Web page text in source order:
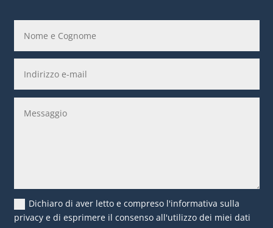
Dichiaro di aver letto e compreso l'informativa sulla
privacy e di esprimere il consenso all'utilizzo dei miei dati